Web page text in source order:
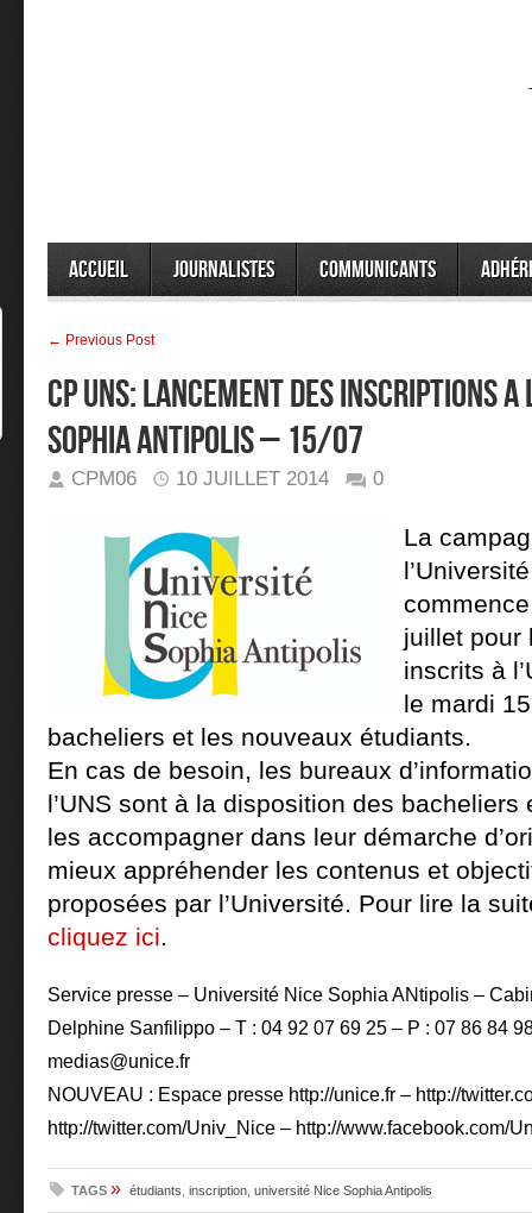
Accueil Journalistes Communicants
← Previous Post
CP UNS: LANCEMENT DES INSCRIPTIONS A
SOPHIA ANTIPOLIS – 15/07
CPM06 10 JUILLET 2014 0
La
juillet pour
inscrits à
le mardi
bacheliers et les nouveaux étudiants.
En cas de besoin, les bureaux
l’UNS sont à la disposition des
les accompagner dans leur démarche
mieux appréhender les contenus et
proposées par l’Université. Pour lire la
cliquez ici.
Service presse – Université Nice Sophia ANtipolis –
Delphine Sanfilippo – T : 04 92 07 69 25 – P : 07 86 84
medias@unice.fr
NOUVEAU : Espace presse http://unice.fr – http://
http://twitter.com/Univ_Nice – http://www.facebook.com/
TAGS » étudiants inscription université Nice Sophia Antipolis